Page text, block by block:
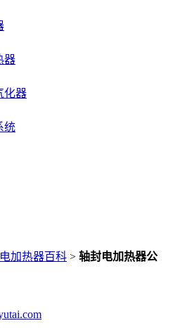
器
化器
统
加热器百科 > 轴封电加热器公